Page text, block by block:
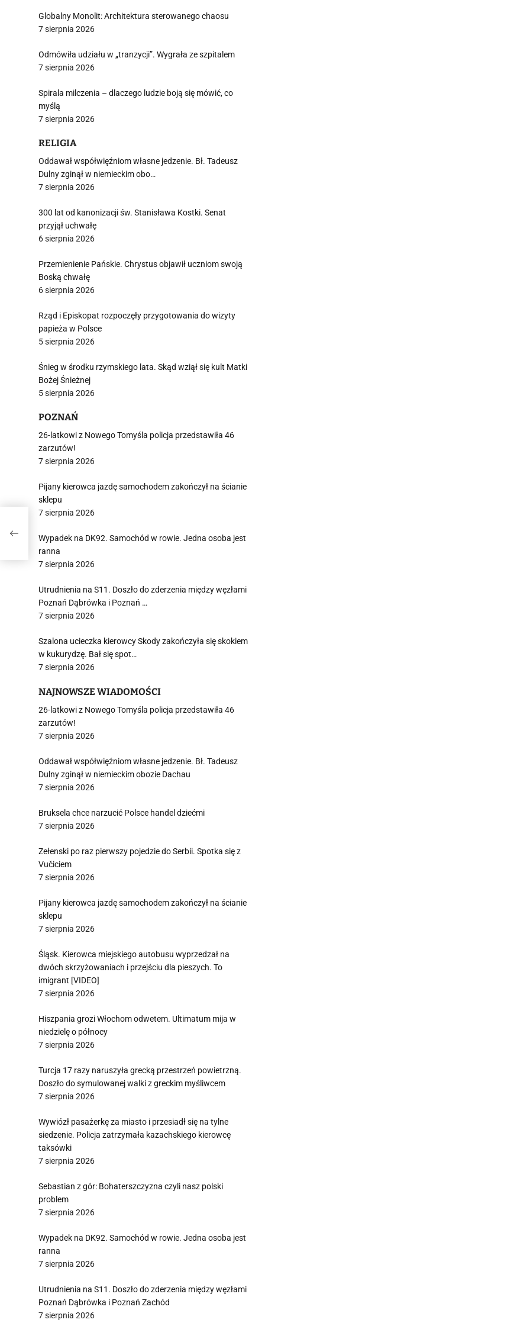
Globalny Monolit: Architektura sterowanego chaosu
7 sierpnia 2026
Odmówiła udziału w „tranzycji”. Wygrała ze szpitalem
7 sierpnia 2026
Spirala milczenia – dlaczego ludzie boją się mówić, co
myślą
7 sierpnia 2026
RELIGIA
Oddawał współwięźniom własne jedzenie. Bł. Tadeusz
Dulny zginął w niemieckim obo…
7 sierpnia 2026
300 lat od kanonizacji św. Stanisława Kostki. Senat
przyjął uchwałę
6 sierpnia 2026
Przemienienie Pańskie. Chrystus objawił uczniom swoją
Boską chwałę
6 sierpnia 2026
Rząd i Episkopat rozpoczęły przygotowania do wizyty
papieża w Polsce
5 sierpnia 2026
Śnieg w środku rzymskiego lata. Skąd wziął się kult Matki
Bożej Śnieżnej
5 sierpnia 2026
POZNAŃ
26-latkowi z Nowego Tomyśla policja przedstawiła 46
zarzutów!
7 sierpnia 2026
Pijany kierowca jazdę samochodem zakończył na ścianie
sklepu
7 sierpnia 2026
Wypadek na DK92. Samochód w rowie. Jedna osoba jest
ranna
7 sierpnia 2026
Utrudnienia na S11. Doszło do zderzenia między węzłami
Poznań Dąbrówka i Poznań …
7 sierpnia 2026
Szalona ucieczka kierowcy Skody zakończyła się skokiem
w kukurydzę. Bał się spot…
7 sierpnia 2026
NAJNOWSZE WIADOMOŚCI
26-latkowi z Nowego Tomyśla policja przedstawiła 46
zarzutów!
7 sierpnia 2026
Oddawał współwięźniom własne jedzenie. Bł. Tadeusz
Dulny zginął w niemieckim obozie Dachau
7 sierpnia 2026
Bruksela chce narzucić Polsce handel dziećmi
7 sierpnia 2026
Zełenski po raz pierwszy pojedzie do Serbii. Spotka się z
Vučiciem
7 sierpnia 2026
Pijany kierowca jazdę samochodem zakończył na ścianie
sklepu
7 sierpnia 2026
Śląsk. Kierowca miejskiego autobusu wyprzedzał na
dwóch skrzyżowaniach i przejściu dla pieszych. To
imigrant [VIDEO]
7 sierpnia 2026
Hiszpania grozi Włochom odwetem. Ultimatum mija w
niedzielę o północy
7 sierpnia 2026
Turcja 17 razy naruszyła grecką przestrzeń powietrzną.
Doszło do symulowanej walki z greckim myśliwcem
7 sierpnia 2026
Wywiózł pasażerkę za miasto i przesiadł się na tylne
siedzenie. Policja zatrzymała kazachskiego kierowcę
taksówki
7 sierpnia 2026
Sebastian z gór: Bohaterszczyzna czyli nasz polski
problem
7 sierpnia 2026
Wypadek na DK92. Samochód w rowie. Jedna osoba jest
ranna
7 sierpnia 2026
Utrudnienia na S11. Doszło do zderzenia między węzłami
Poznań Dąbrówka i Poznań Zachód
7 sierpnia 2026